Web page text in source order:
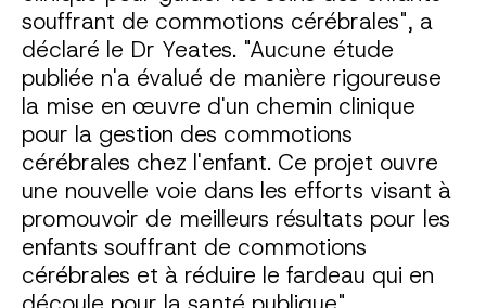
souffrant de commotions cérébrales", a
déclaré le Dr Yeates. "Aucune étude
publiée n'a évalué de manière rigoureuse
la mise en œuvre d'un chemin clinique
pour la gestion des commotions
cérébrales chez l'enfant. Ce projet ouvre
une nouvelle voie dans les efforts visant à
promouvoir de meilleurs résultats pour les
enfants souffrant de commotions
cérébrales et à réduire le fardeau qui en